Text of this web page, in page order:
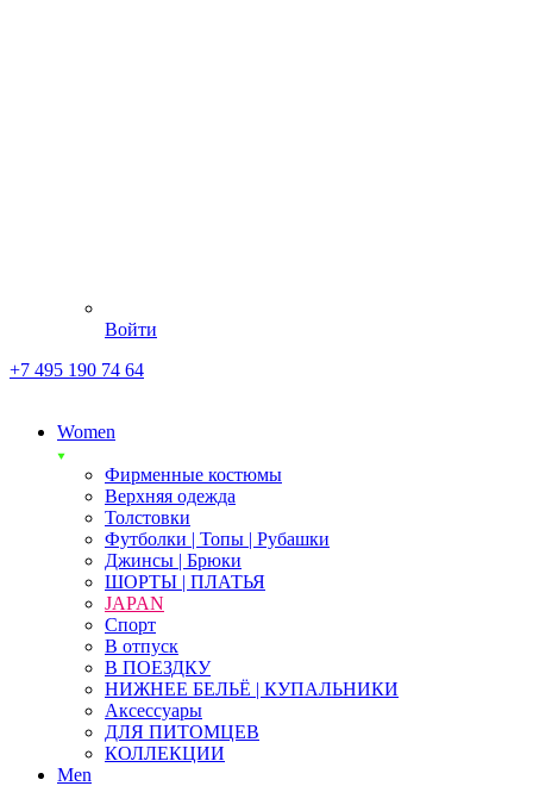
Войти
+7 495 190 74 64
Women
Фирменные костюмы
Верхняя одежда
Толстовки
Футболки | Топы | Рубашки
Джинсы | Брюки
ШОРТЫ | ПЛАТЬЯ
JAPAN
Спорт
В отпуск
В ПОЕЗДКУ
НИЖНЕЕ БЕЛЬЁ | КУПАЛЬНИКИ
Аксессуары
ДЛЯ ПИТОМЦЕВ
КОЛЛЕКЦИИ
Men